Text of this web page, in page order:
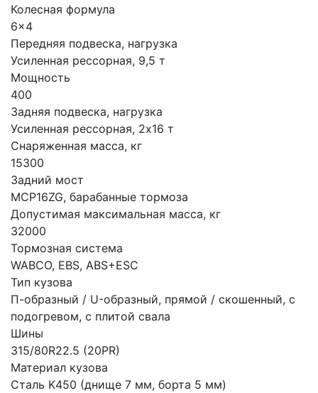
Колесная формула
6x4
Передняя подвеска, нагрузка
Усиленная рессорная, 9,5 т
Мощность
400
Задняя подвеска, нагрузка
Усиленная рессорная, 2x16 т
Снаряженная масса, кг
15300
Задний мост
MCP16ZG, барабанные тормоза
Допустимая максимальная масса, кг
32000
Тормозная система
WABCO, EBS, ABS+ESC
Тип кузова
П-образный / U-образный, прямой / скошенный, с
подогревом, с плитой свала
Шины
315/80R22.5 (20PR)
Материал кузова
Сталь K450 (днище 7 мм, борта 5 мм)